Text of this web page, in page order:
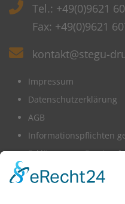
Tel.: +49(0)9621
Fax: +49(0)9621
kontakt@stegu-
Impressum
Datenschutzerklärung
AGB
Informationspflichten
Erklärung zur